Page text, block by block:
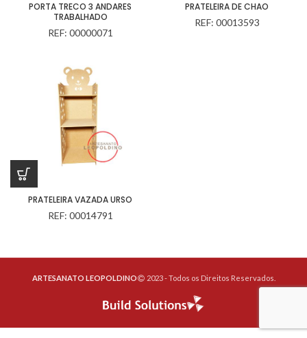
PORTA TRECO 3 ANDARES
TRABALHADO
REF: 00000071
PRATELEIRA DE CHAO
REF: 00013593
PRATELEIRA VAZADA URSO
REF: 00014791
ARTESANATO LEOPOLDINO 2023 - Todos os Direitos Reservados.